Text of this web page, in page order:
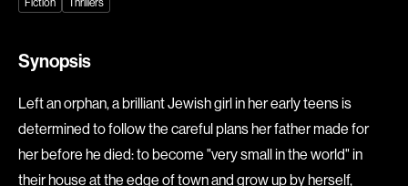
Animation
Art
Aventure
Biographiques
Comédies musicales
Synopsis
Left an orphan, a brilliant Jewish girl in her early teens is
determined to follow the careful plans her father made for
her before he died: to become "very small in the world" in
their house at the edge of town and grow up by herself,